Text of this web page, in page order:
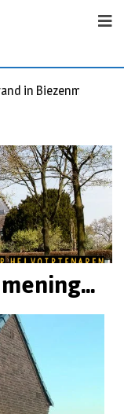
in Biezenmortel,